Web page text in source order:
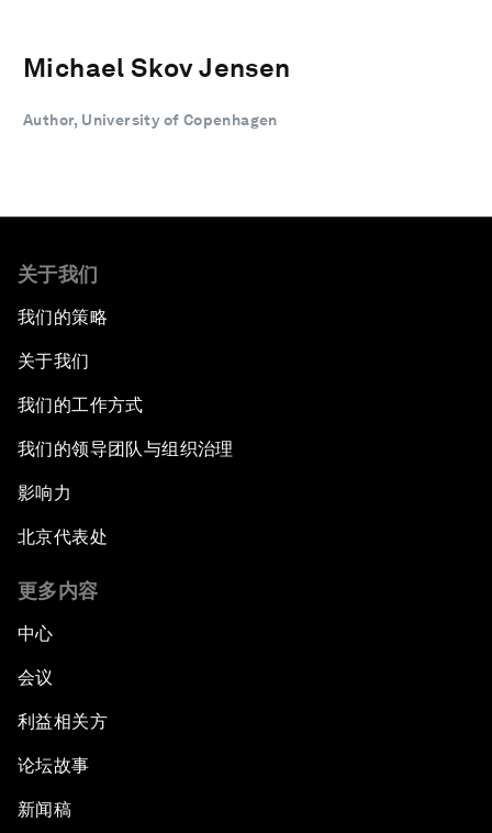
Michael Skov Jensen
Author, University of Copenhagen
关于我们
我们的策略
关于我们
我们的工作方式
我们的领导团队与组织治理
影响力
北京代表处
更多内容
中心
会议
利益相关方
论坛故事
新闻稿